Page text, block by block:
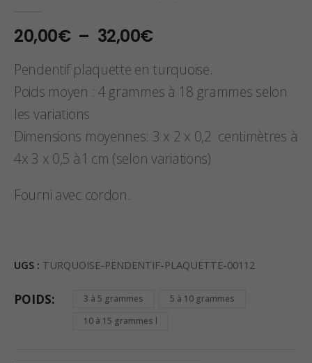
20,00€ – 32,00€Plage
prix :
20,00€
à
Pendentif plaquette en turquoise.
Poids moyen : 4 grammes à 18 grammes selon
les variations
Dimensions moyennes: 3 x 2 x 0,2 centimètres à
4x 3 x 0,5 à1 cm (selon variations)
Fourni avec cordon.
UGS : TURQUOISE-PENDENTIF-PLAQUETTE-00112
POIDS 3 à 5 grammes
5 à 10 grammes
10 à 15 grammes l